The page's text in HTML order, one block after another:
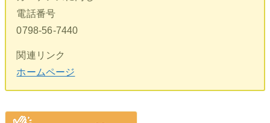
電話番号
0798-56-7440
関連リンク
ホームページ